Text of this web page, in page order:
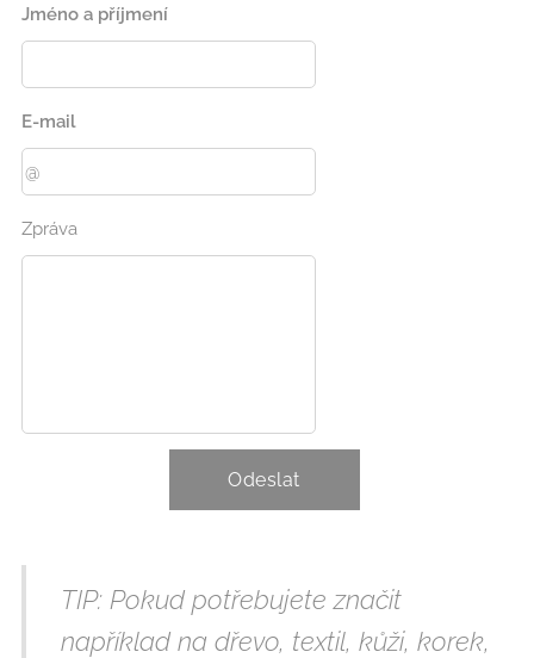
Jméno a příjmení
E-mail
Zpráva
Odeslat
TIP: Pokud potřebujete značit
například na dřevo, textil, kůži, korek,